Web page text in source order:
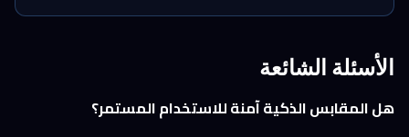
الأسئلة الشائعة
هل المقابس الذكية آمنة للاستخدام المستمر؟